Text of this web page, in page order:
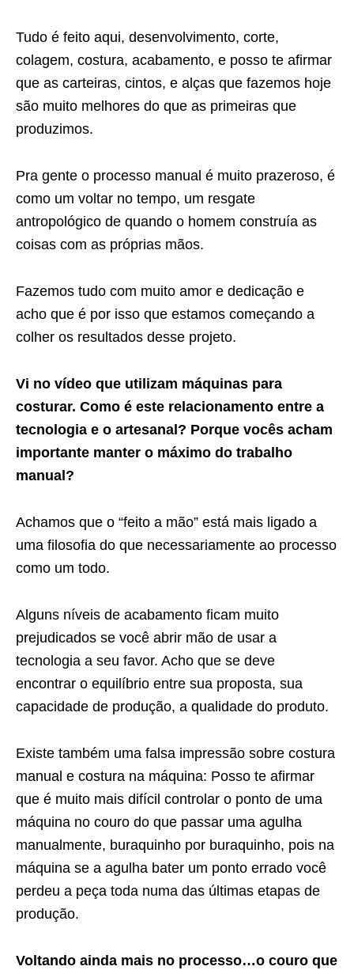
Tudo é feito aqui, desenvolvimento, corte,
colagem, costura, acabamento, e posso te afirmar
que as carteiras, cintos, e alças que fazemos hoje
são muito melhores do que as primeiras que
produzimos.
Pra gente o processo manual é muito prazeroso, é
como um voltar no tempo, um resgate
antropológico de quando o homem construía as
coisas com as próprias mãos.
Fazemos tudo com muito amor e dedicação e
acho que é por isso que estamos começando a
colher os resultados desse projeto.
Vi no vídeo que utilizam máquinas para
costurar. Como é este relacionamento entre a
tecnologia e o artesanal? Porque vocês acham
importante manter o máximo do trabalho
manual?
Achamos que o “feito a mão” está mais ligado a
uma filosofia do que necessariamente ao processo
como um todo.
Alguns níveis de acabamento ficam muito
prejudicados se você abrir mão de usar a
tecnologia a seu favor. Acho que se deve
encontrar o equilíbrio entre sua proposta, sua
capacidade de produção, a qualidade do produto.
Existe também uma falsa impressão sobre costura
manual e costura na máquina: Posso te afirmar
que é muito mais difícil controlar o ponto de uma
máquina no couro do que passar uma agulha
manualmente, buraquinho por buraquinho, pois na
máquina se a agulha bater um ponto errado você
perdeu a peça toda numa das últimas etapas de
produção.
Voltando ainda mais no processo…o couro que